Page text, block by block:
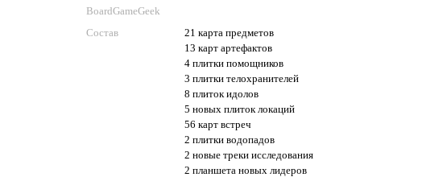
BoardGameGeek
Состав
21 карта предметов
13 карт артефактов
4 плитки помощников
3 плитки телохранителей
8 плиток идолов
5 новых плиток локаций
56 карт встреч
2 плитки водопадов
2 новые треки исследования
2 планшета новых лидеров